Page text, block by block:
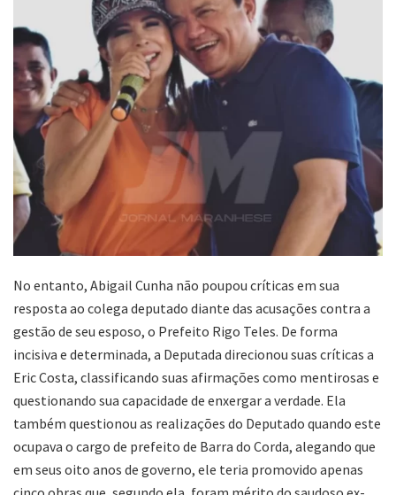
No entanto, Abigail Cunha não poupou críticas em sua
resposta ao colega deputado diante das acusações contra a
gestão de seu esposo, o Prefeito Rigo Teles. De forma
incisiva e determinada, a Deputada direcionou suas críticas a
Eric Costa, classificando suas afirmações como mentirosas e
questionando sua capacidade de enxergar a verdade. Ela
também questionou as realizações do Deputado quando este
ocupava o cargo de prefeito de Barra do Corda, alegando que
em seus oito anos de governo, ele teria promovido apenas